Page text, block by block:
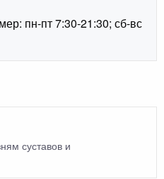
пн-пт 7:30-21:30; сб-вс
суставов и